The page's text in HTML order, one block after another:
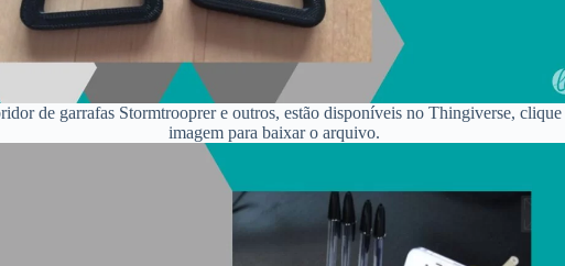
de garrafas Stormtrooprer e outros, estão disponíveis no Thingiverse, clique
imagem para baixar o arquivo.